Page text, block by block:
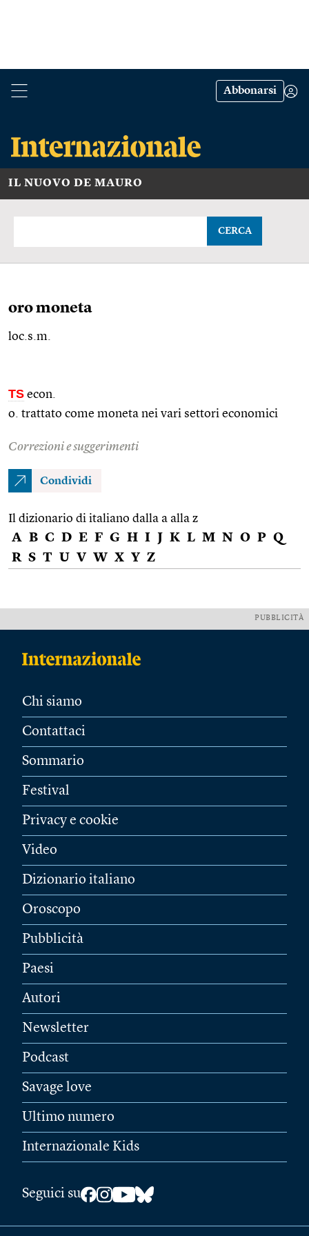
Abbonarsi
IL NUOVO DE MAURO
CERCA
oro moneta
loc.s.m.
TS econ.
o. trattato come moneta nei vari settori economici
Correzioni e suggerimenti
Condividi
Il dizionario di italiano dalla a alla z
A B C D E F G H I J K L M N O P Q
R S T U V W X Y Z
PUBBLICITÀ
Chi siamo
Contattaci
Sommario
Festival
Privacy e cookie
Video
Dizionario italiano
Oroscopo
Pubblicità
Paesi
Autori
Newsletter
Podcast
Savage love
Ultimo numero
Internazionale Kids
Seguici su